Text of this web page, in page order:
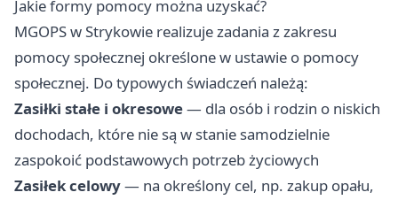
Jakie formy pomocy można uzyskać?
MGOPS w Strykowie realizuje zadania z zakresu
pomocy społecznej określone w ustawie o pomocy
społecznej. Do typowych świadczeń należą:
Zasiłki stałe i okresowe— dla osób i rodzin o niskich
dochodach, które nie są w stanie samodzielnie
zaspokoić podstawowych potrzeb życiowych
Zasiłek celowy— na określony cel, np. zakup opału,